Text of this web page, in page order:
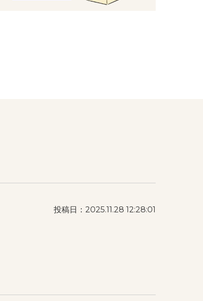
投稿日：2025.11.28 12:28:01